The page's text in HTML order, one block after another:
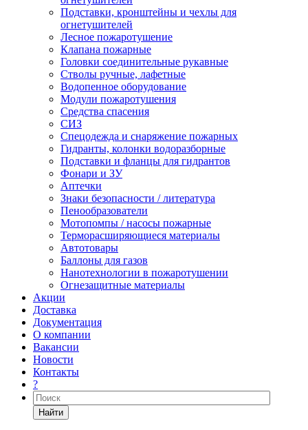
Подставки, кронштейны и чехлы для
огнетушителей
Лесное пожаротушение
Клапана пожарные
Головки соединительные рукавные
Стволы ручные, лафетные
Водопенное оборудование
Модули пожаротушения
Средства спасения
СИЗ
Спецодежда и снаряжение пожарных
Гидранты, колонки водоразборные
Подставки и фланцы для гидрантов
Фонари и ЗУ
Аптечки
Знаки безопасности / литература
Пенообразователи
Мотопомпы / насосы пожарные
Терморасширяющиеся материалы
Автотовары
Баллоны для газов
Нанотехнологии в пожаротушении
Огнезащитные материалы
Акции
Доставка
Документация
О компании
Вакансии
Новости
Контакты
?
Найти